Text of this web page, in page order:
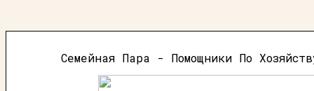
Семейная Пара - Помощники По